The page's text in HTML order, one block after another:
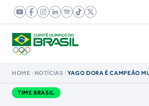
HOME NOTÍCIAS YAGO DORA É CAMPEÃO
TIME BRASIL